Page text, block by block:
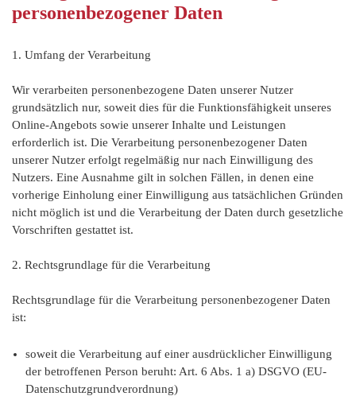
personenbezogener Daten
1. Umfang der Verarbeitung
Wir verarbeiten personenbezogene Daten unserer Nutzer
grundsätzlich nur, soweit dies für die Funktionsfähigkeit unseres
Online-Angebots sowie unserer Inhalte und Leistungen
erforderlich ist. Die Verarbeitung personenbezogener Daten
unserer Nutzer erfolgt regelmäßig nur nach Einwilligung des
Nutzers. Eine Ausnahme gilt in solchen Fällen, in denen eine
vorherige Einholung einer Einwilligung aus tatsächlichen Gründen
nicht möglich ist und die Verarbeitung der Daten durch gesetzliche
Vorschriften gestattet ist.
2. Rechtsgrundlage für die Verarbeitung
Rechtsgrundlage für die Verarbeitung personenbezogener Daten
ist:
soweit die Verarbeitung auf einer ausdrücklicher Einwilligung
der betroffenen Person beruht: Art. 6 Abs. 1 a) DSGVO (EU-
Datenschutzgrundverordnung)